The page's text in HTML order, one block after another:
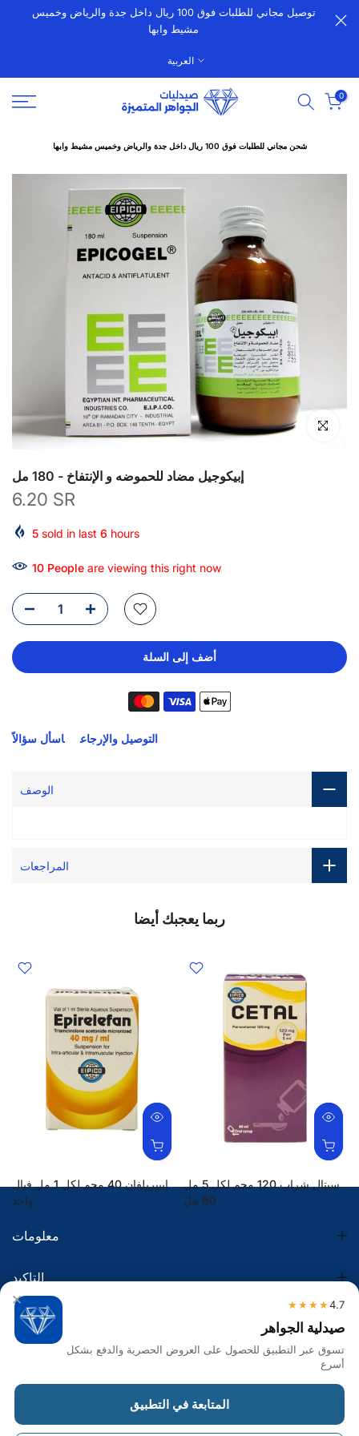
الانتقالتوصيل مجاني للطلبات فوق 100 ريال داخل جدة والرياض وخميس
مشيط وابها
العربية
0
شحن مجاني للطلبات فوق 100 ريال داخل جدة والرياض وخميس مشيط وابها
انقر للتكبير
إبيكوجيل مضاد للحموضه و الإنتفاخ - 180 مل
6.20 SR
5 sold in last 6 hours
13 People are viewing this right now
أضف إلى السلة
التوصيل والإرجاع اسأل سؤالاً
الوصف
المراجعات
ربما يعجبك أيضا
إيبيريلفان 40 مجم لكل 1 مل فيال
واحد
سيتال شراب 120 مجم لكل 5 مل
60 مل
معلومات
التاكيد
الضريبة
تواصل معنا
× 4.7
★★★★
صيدلية الجواهر
تسوق عبر التطبيق للحصول على العروض الحصرية والدفع بشكل
أسرع
المتابعة في التطبيق